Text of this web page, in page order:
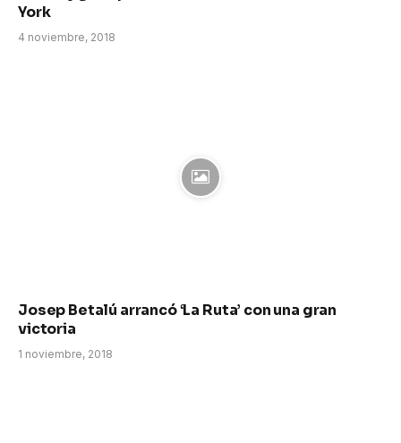
York
4 noviembre, 2018
Josep Betalú arrancó ‘La Ruta’ con una gran
victoria
1 noviembre, 2018